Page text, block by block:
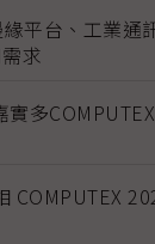
平台、工業通
求
多
COMPUTEX